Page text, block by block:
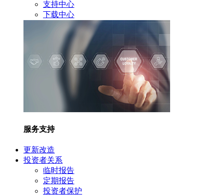
支持中心
下载中心
服务支持
更新改造
投资者关系
临时报告
定期报告
投资者保护